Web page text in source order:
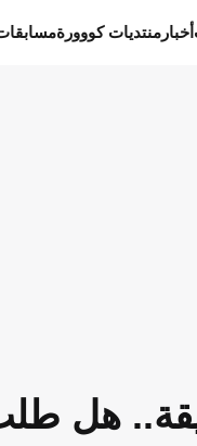
أخبار منتديات كووورة
هل